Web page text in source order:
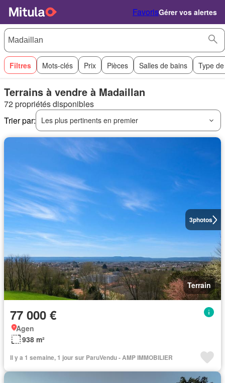
FavorisGérer vos alertes
Filtres Mots-clés Prix Pièces Salles de bains Type
Terrains à vendre à Madaillan
72 propriétés disponibles
Trier par:
Les plus pertinents en premier
3photos
Terrain
77 000 €
Agen
938 m²
Il y a 1 semaine, 1 jour sur ParuVendu - AMP IMMOBILIER